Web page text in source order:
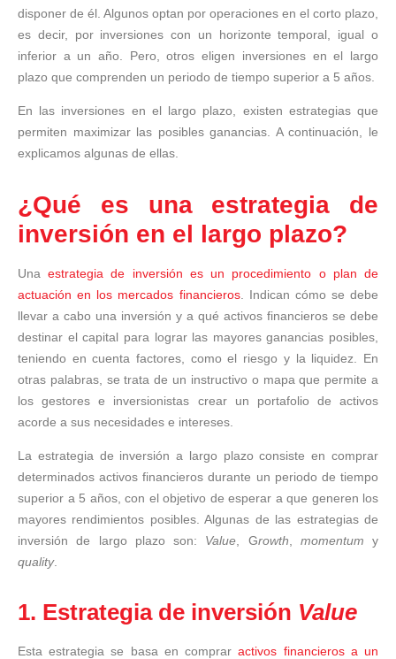
disponer de él. Algunos optan por operaciones en el corto plazo,
es decir, por inversiones con un horizonte temporal, igual o
inferior a un año. Pero, otros eligen inversiones en el largo
plazo que comprenden un periodo de tiempo superior a 5 años.
En las inversiones en el largo plazo, existen estrategias que
permiten maximizar las posibles ganancias. A continuación, le
explicamos algunas de ellas.
¿Qué es una estrategia de
inversión en el largo plazo?
Unaestrategia de inversión es un procedimiento o plan de
actuación en los mercados financieros. Indican cómo se debe
llevar a cabo una inversión y a qué activos financieros se debe
destinar el capital para lograr las mayores ganancias posibles,
teniendo en cuenta factores, como el riesgo y la liquidez. En
otras palabras, se trata de un instructivo o mapa que permite a
los gestores e inversionistas crear un portafolio de activos
acorde a sus necesidades e intereses.
La estrategia de inversión a largo plazo consiste en comprar
determinados activos financieros durante un periodo de tiempo
superior a 5 años, con el objetivo de esperar a que generen los
mayores rendimientos posibles. Algunas de las estrategias de
inversión de largo plazo son: Value , Growth momentum y
quality.
1. Estrategia de inversión Value
Esta estrategia se basa en compraractivos financieros a un